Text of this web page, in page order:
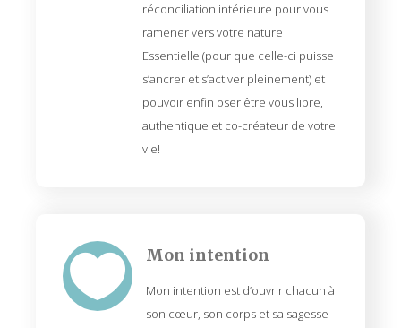
réconciliation intérieure pour vous
ramener vers votre nature
Essentielle (pour que celle-ci puisse
s’ancrer et s’activer pleinement) et
pouvoir enfin oser être vous libre,
authentique et co-créateur de votre
vie!
 Mon intention
Mon intention est d’ouvrir chacun à
son cœur, son corps et sa sagesse